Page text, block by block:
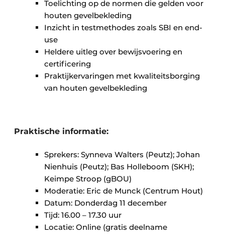
Toelichting op de normen die gelden voor
houten gevelbekleding
Inzicht in testmethodes zoals SBI en end-
use
Heldere uitleg over bewijsvoering en
certificering
Praktijkervaringen met kwaliteitsborging
van houten gevelbekleding
Praktische informatie:
Sprekers: Synneva Walters (Peutz); Johan
Nienhuis (Peutz); Bas Holleboom (SKH);
Keimpe Stroop (gBOU)
Moderatie: Eric de Munck (Centrum Hout)
Datum: Donderdag 11 december
Tijd: 16.00 – 17.30 uur
Locatie: Online (gratis deelname